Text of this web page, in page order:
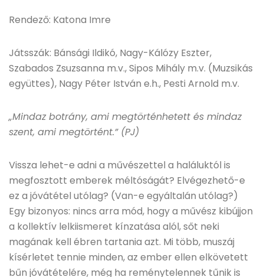
Rendező: Katona Imre
Játsszák: Bánsági Ildikó, Nagy-Kálózy Eszter,
Szabados Zsuzsanna m.v., Sipos Mihály m.v. (Muzsikás
együttes), Nagy Péter István e.h., Pesti Arnold m.v.
„Mindaz botrány, ami megtörténhetett és mindaz
szent, ami megtörtént.” (PJ)
Vissza lehet-e adni a művészettel a haláluktól is
megfosztott emberek méltóságát? Elvégezhető-e
ez a jóvátétel utólag? (Van-e egyáltalán utólag?)
Egy bizonyos: nincs arra mód, hogy a művész kibújjon
a kollektív lelkiismeret kínzatása alól, sőt neki
magának kell ébren tartania azt. Mi több, muszáj
kísérletet tennie minden, az ember ellen elkövetett
bűn jóvátételére, még ha reménytelennek tűnik is